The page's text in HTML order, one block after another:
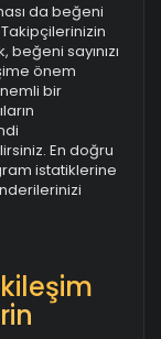
da beğeni
sayınızı
önem
bir
En doğru
istatiklerine